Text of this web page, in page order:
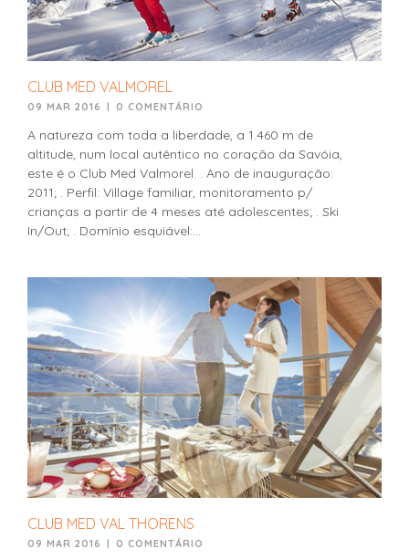
CLUB MED VALMOREL
09 MAR 2016 | 0 COMENTÁRIO
A natureza com toda a liberdade, a 1.460 m de
altitude, num local autêntico no coração da Savóia,
este é o Club Med Valmorel. . Ano de inauguração:
2011; . Perfil: Village familiar, monitoramento p/
crianças a partir de 4 meses até adolescentes; . Ski
In/Out; . Domínio esquiável:...
CLUB MED VAL THORENS
09 MAR 2016 0 COMENTÁRIO